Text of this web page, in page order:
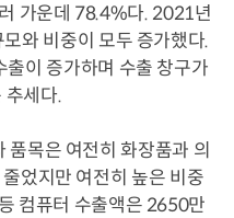
가운데 78.4%다. 2021년
와 비중이 모두 증가했다.
출이 증가하며 수출 창구가
추세다.
품목은 여전히 화장품과 의
었지만 여전히 높은 비중
컴퓨터 수출액은 2650만